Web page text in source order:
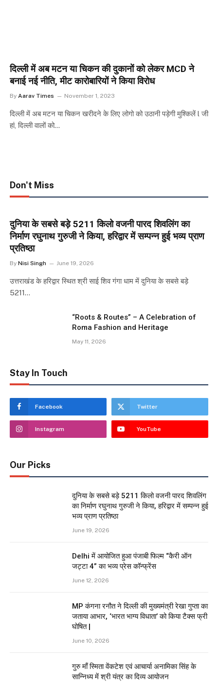
दिल्ली में अब मटन या चिकन की दुकानों को लेकर MCD ने
बनाई नई नीति, मीट कारोबारियों ने किया विरोध
By Aarav Times November 1, 2023
दिल्ली में अब मटन या चिकन खरीदने के लिए लोगो को उठानी पड़ेगी मुश्किलें l जी
हां, दिल्ली वालों को…
Don't Miss
दुनिया के सबसे बड़े 5211 किलो वजनी पारद शिवलिंग का
निर्माण रघुनाथ गुरुजी ने किया, हरिद्वार में सम्पन्न हुई भव्य प्राण
प्रतिष्ठा
By Nisi Singh June 19, 2026
उत्तराखंड के हरिद्वार स्थित श्री साई शिव गंगा धाम में दुनिया के सबसे बड़े
5211…
“Roots & Routes” – A Celebration of
Roma Fashion and Heritage
May 11, 2026
Stay In Touch
Facebook Twitter
Instagram YouTube
Our Picks
दुनिया के सबसे बड़े 5211 किलो वजनी पारद शिवलिंग
का निर्माण रघुनाथ गुरुजी ने किया, हरिद्वार में सम्पन्न हुई
भव्य प्राण प्रतिष्ठा
June 19, 2026
Delhi में आयोजित हुआ पंजाबी फिल्म “कैरी ऑन
जट्टा 4” का भव्य प्रेस कॉन्फ्रेंस
June 12, 2026
MP कंगना रनौत ने दिल्ली की मुख्यमंत्री रेखा गुप्ता का
जताया आभार, ‘भारत भाग्य विधाता’ को किया टैक्स फ्री
घोषित |
June 10, 2026
गुरु माँ स्मिता वेंकटेश एवं आचार्या अनामिका सिंह के
सान्निध्य में श्री यंत्र का दिव्य आयोजन